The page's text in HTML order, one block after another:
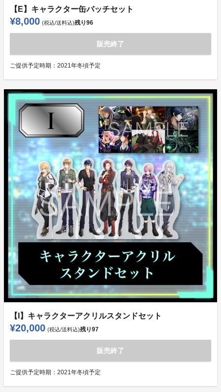
【E】キャラクター缶バッチセット
¥8,000 (税込/送料込)残り96
販売終了
ご提供予定時期： 2021年冬頃予定
【I】キャラクターアクリルスタンドセット
¥20,000 (税込/送料込)残り97
販売終了
ご提供予定時期： 2021年冬頃予定